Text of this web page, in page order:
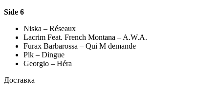
Side 6
Niska – Réseaux
Lacrim Feat. French Montana – A.W.A.
Furax Barbarossa – Qui M demande
Plk – Dingue
Georgio – Héra
Доставка